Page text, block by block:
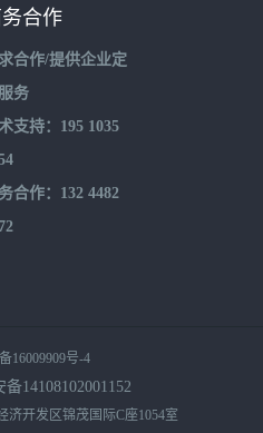
合作
合作/提供企业定
务
支持：195 1035
合作：132 4482
16009909号-4
14108102001152
济开发区锦茂国际C座1054室